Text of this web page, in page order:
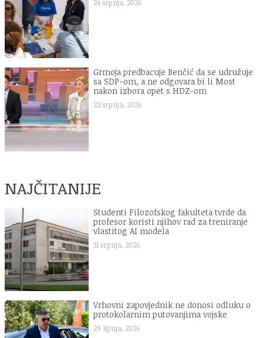
24 srpnja, 2026
Grmoja predbacuje Benčić da se udružuje
sa SDP-om, a ne odgovara bi li Most
nakon izbora opet s HDZ-om
22 srpnja, 2026
NAJČITANIJE
Studenti Filozofskog fakulteta tvrde da
profesor koristi njihov rad za treniranje
vlastitog AI modela
31 srpnja, 2026
Vrhovni zapovjednik ne donosi odluku o
protokolarnim putovanjima vojske
29 lipnja, 2026